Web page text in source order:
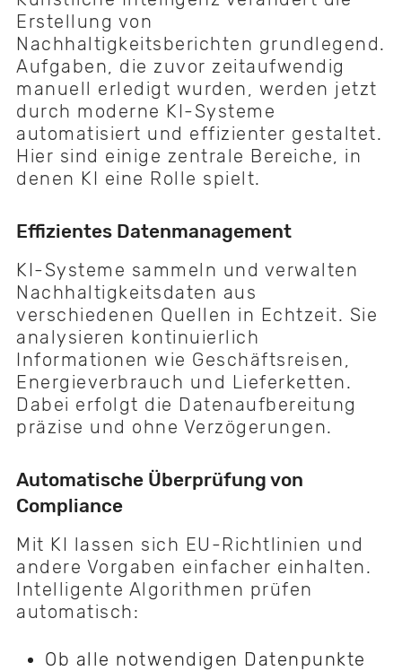
Erstellung von
Nachhaltigkeitsberichten grundlegend.
Aufgaben, die zuvor zeitaufwendig
manuell erledigt wurden, werden jetzt
durch moderne KI-Systeme
automatisiert und effizienter gestaltet.
Hier sind einige zentrale Bereiche, in
denen KI eine Rolle spielt.
Effizientes Datenmanagement
KI-Systeme sammeln und verwalten
Nachhaltigkeitsdaten aus
verschiedenen Quellen in Echtzeit. Sie
analysieren kontinuierlich
Informationen wie Geschäftsreisen,
Energieverbrauch und Lieferketten.
Dabei erfolgt die Datenaufbereitung
präzise und ohne Verzögerungen.
Automatische Überprüfung von
Compliance
Mit KI lassen sich EU-Richtlinien und
andere Vorgaben einfacher einhalten.
Intelligente Algorithmen prüfen
automatisch:
Ob alle notwendigen Datenpunkte